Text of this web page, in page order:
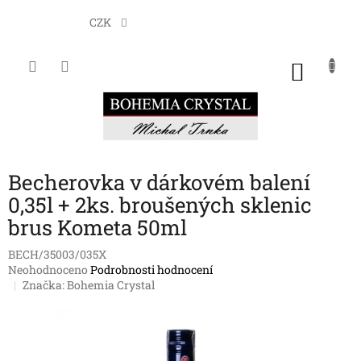
CZK
Becherovka v dárkovém balení
0,35l + 2ks. broušených sklenic
brus Kometa 50ml
BECH/35003/035X
Průměrné
hodnocení
Neohodnoceno Podrobnosti hodnocení
Značka:Bohemia Crystal